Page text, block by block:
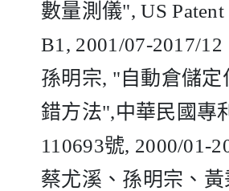
數量測儀", US
B1, 2001/07-2017/12
孫明宗, "自動倉儲
錯方法",中華民國專
110693號, 2000/01-
蔡尤溪、孫明宗、黃